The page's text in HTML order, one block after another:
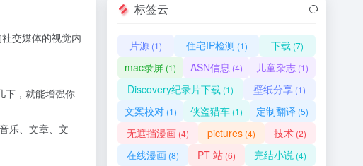
交媒体的视觉内
下，就能增强你
乐、文章、文
标签云
片源(1) 住宅IP检测 (1) 下载 (7)
mac录屏(1) ASN信息 (4) 儿童杂志 (1)
Discovery纪录片下载 (1) 壁纸分享 (1)
文案校对(1) 侠盗猎车(1) 定制翻译 (5)
无遮挡漫画 (4) pictures (4) 技术 (2)
在线漫画 (8) PT 站 (6) 完结小说 (4)